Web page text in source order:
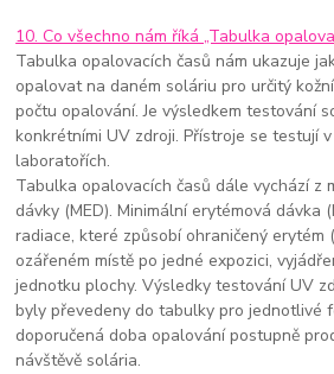
10. Co všechno nám říká „Tabulka
Tabulka opalovacích časů nám ukazuje
opalovat na daném soláriu pro určitý
počtu opalování. Je výsledkem testování
konkrétními UV zdroji. Přístroje se testují
laboratořích.
Tabulka opalovacích časů dále vychází z
dávky (MED). Minimální erytémová dávka
radiace, které způsobí ohraničený erytém
ozářeném místě po jedné expozici,
jednotku plochy. Výsledky testování UV
byly převedeny do tabulky pro jednotlivé
doporučená doba opalování postupně
návštěvě solária.